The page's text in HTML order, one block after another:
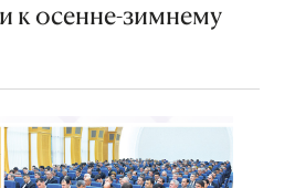
к осенне-зимнему